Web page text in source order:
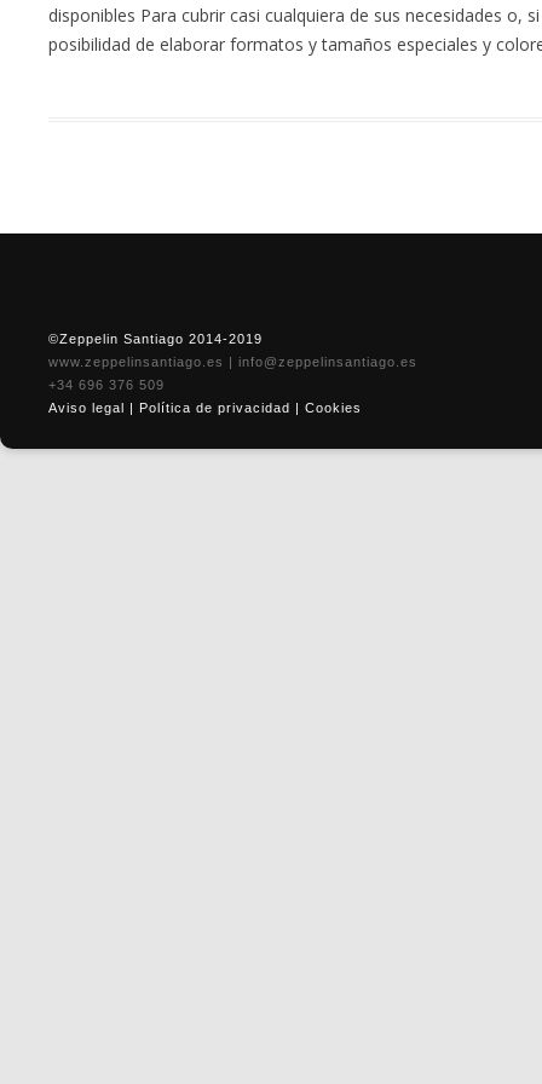
disponibles Para cubrir casi cualquiera de sus necesidades o,
posibilidad de elaborar formatos y tamaños especiales y
©Zeppelin Santiago 2014-2019
www.zeppelinsantiago.es
info@zeppelinsantiago.es
+34 696 376 509
Aviso legal
Política de privacidad Cookies